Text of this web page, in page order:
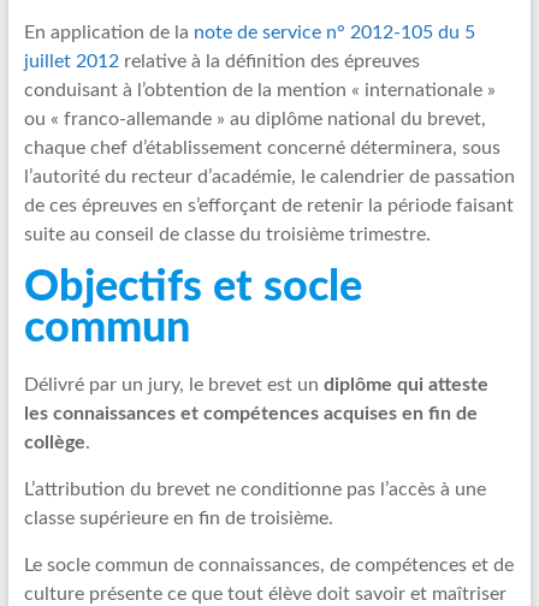
En application de la note de service n° 2012-105 du 5
juillet 2012 relative à la définition des épreuves
conduisant à l’obtention de la mention « internationale »
ou « franco-allemande » au diplôme national du brevet,
chaque chef d’établissement concerné déterminera, sous
l’autorité du recteur d’académie, le calendrier de passation
de ces épreuves en s’efforçant de retenir la période faisant
suite au conseil de classe du troisième trimestre.
Objectifs et socle
commun
Délivré par un jury, le brevet est un diplôme qui atteste
les connaissances et compétences acquises en fin de
collège.
L’attribution du brevet ne conditionne pas l’accès à une
classe supérieure en fin de troisième.
Le socle commun de connaissances, de compétences et de
culture présente ce que tout élève doit savoir et maîtriser